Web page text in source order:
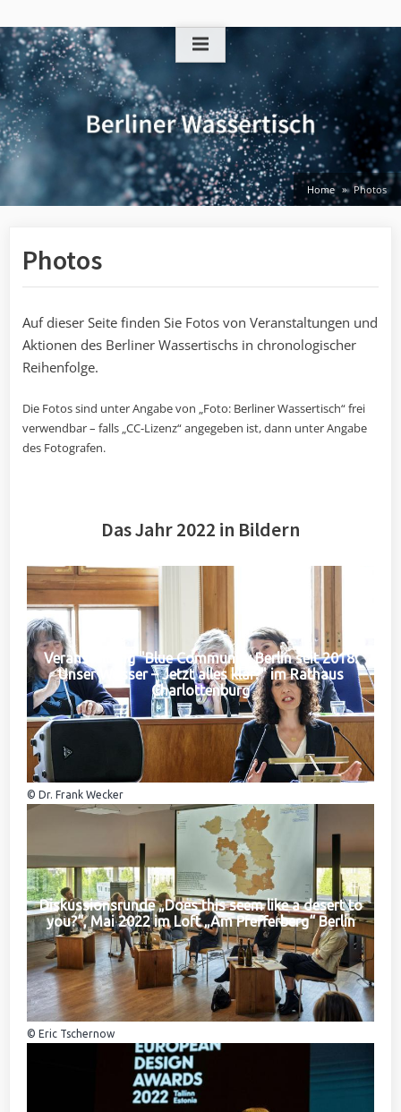
to
content
Home Photos
Photos
Auf dieser Seite finden Sie Fotos von Veranstaltungen und
Aktionen des Berliner Wassertischs in chronologischer
Reihenfolge.
Die Fotos sind unter Angabe von „Foto: Berliner Wassertisch“ frei
verwendbar – falls „CC-Lizenz“ angegeben ist, dann unter Angabe
des Fotografen.
Das Jahr 2022 in Bildern
Veranstaltung "Blue Community Berlin seit 2018:
Unser Wasser – Jetzt alles klar?" im Rathaus
Charlottenburg
© Dr. Frank Wecker
Diskussionsrunde „Does this seem like a desert to
you?“, Mai 2022 im Loft „Am Pfefferberg“ Berlin
© Eric Tschernow